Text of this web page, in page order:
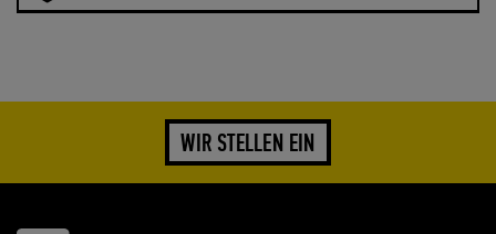
WIR STELLEN EIN